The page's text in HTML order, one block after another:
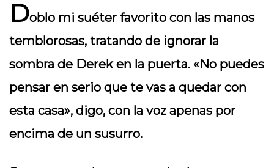
Doblo mi suéter favorito con las manos
temblorosas, tratando de ignorar la
sombra de Derek en la puerta. «No puedes
pensar en serio que te vas a quedar con
esta casa», digo, con la voz apenas por
encima de un susurro.